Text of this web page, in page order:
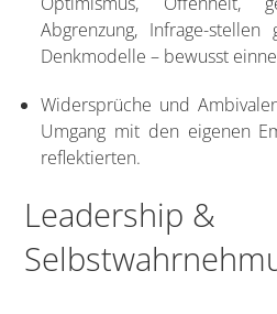
Abgrenzung, Infrage-
Denkmodelle – bewusst
Widersprüche und
Umgang mit den eigenen
reflektierten.
Leadership &